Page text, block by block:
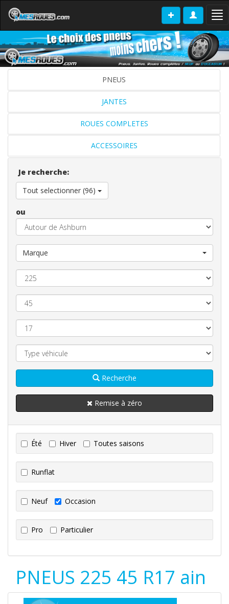
PNEUS
JANTES
ROUES COMPLETES
ACCESSOIRES
Je recherche:
Tout selectionner (96)
ou
Marque
Recherche
Remise à zéro
Été Hiver Toutes saisons
Runflat
Neuf Occasion
Pro Particulier
PNEUS 225 45 R17 ain